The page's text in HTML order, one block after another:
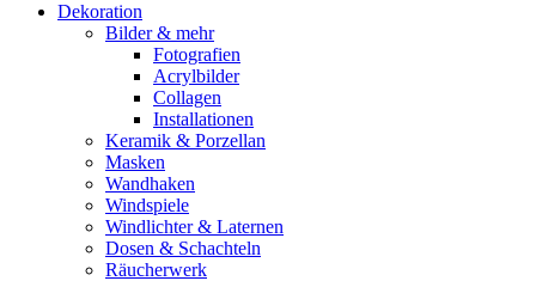
Dekoration
Bilder & mehr
Fotografien
Acrylbilder
Collagen
Installationen
Keramik & Porzellan
Masken
Wandhaken
Windspiele
Windlichter & Laternen
Dosen & Schachteln
Räucherwerk